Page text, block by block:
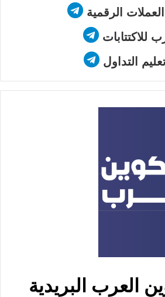
الرقمية
للاكتتابات
التداول